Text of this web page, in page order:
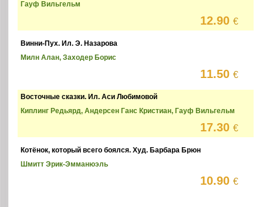
Гауф Вильгельм
12.90€
Винни-Пух. Ил. Э. Назарова
Милн Алан, Заходер Борис
11.50€
Восточные сказки. Ил. Аси Любимовой
Киплинг Редьярд, Андерсен Ганс Кристиан, Гауф Вильгельм
17.30€
Котёнок, который всего боялся. Худ. Барбара Брюн
Шмитт Эрик-Эмманюэль
10.90€